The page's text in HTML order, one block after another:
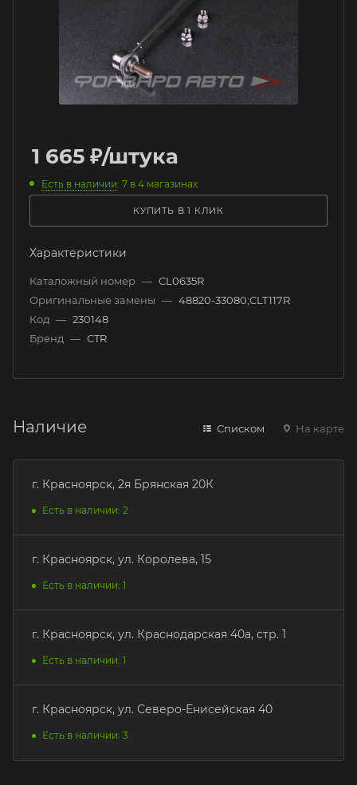
1 665 ₽/штука
Есть в наличии: 7 в 4 магазинах
КУПИТЬ В 1 КЛИК
Характеристики
Каталожный номер — CL0635R
Оригинальные замены — 48820-33080;CLT117R
Код — 230148
Бренд — CTR
Наличие Списком На карте
г. Красноярск, 2я Брянская 20К
Есть в наличии: 2
г. Красноярск, ул. Королева, 15
Есть в наличии: 1
г. Красноярск, ул. Краснодарская 40а, стр. 1
Есть в наличии: 1
г. Красноярск, ул. Северо-Енисейская 40
Есть в наличии: 3